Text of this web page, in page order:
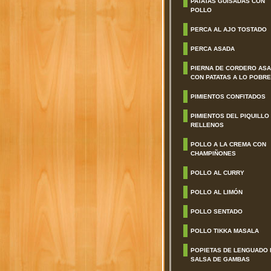
POLLO
PERCA AL AJO TOSTADO
PERCA ASADA
PIERNA DE CORDERO
CON PATATAS A LO POBRE
PIMIENTOS CONFITADOS
PIMIENTOS DEL PIQUILLO
RELLENOS
POLLO A LA CREMA CON
CHAMPIÑONES
POLLO AL CURRY
POLLO AL LIMÓN
POLLO SENTADO
POLLO TIKKA MASALA
POPIETAS DE LENGUADO
SALSA DE GAMBAS